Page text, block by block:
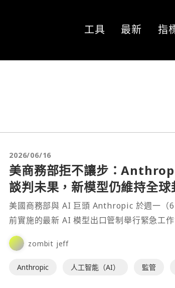
工具 最新 指
2026/06/16
美商務部拒不讓步：
談判未果，新模型仍維持全球
美國商務部與 AI 巨頭 Anthropic 於週一（
前實施的最新 AI 模型出口管制舉行緊急工
終無果而終，Claude Fa⋯
zombit jeff
Anthropic 人工智能（AI） 監管